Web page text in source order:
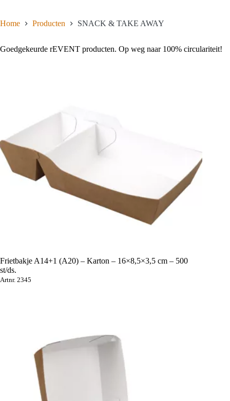
Home Producten SNACK & TAKE AWAY
Goedgekeurde rEVENT producten. Op weg naar 100% circulariteit!
Frietbakje A14+1 (A20) – Karton – 16×8,5×3,5 cm – 500
st/ds.
Artnr. 2345